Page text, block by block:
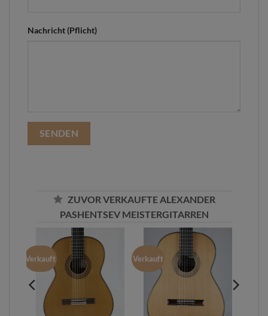
Nachricht (Pflicht)
ZUVOR VERKAUFTE ALEXANDER
PASHENTSEV MEISTERGITARREN
Verkauft Verkauft